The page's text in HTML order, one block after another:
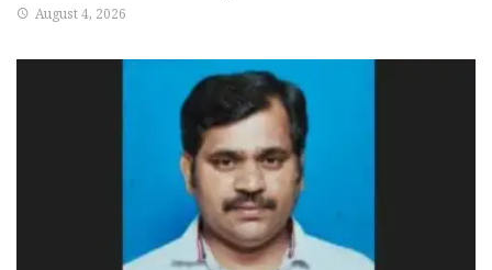
August 4, 2026